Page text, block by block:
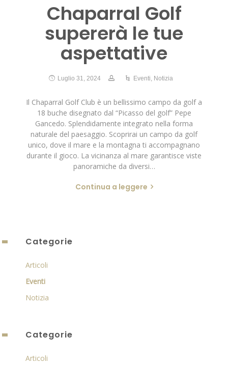
Chaparral Golf
supererà le tue
aspettative
Luglio 31, 2024 Eventi, Notizia
Il Chaparral Golf Club è un bellissimo campo da golf a
18 buche disegnato dal “Picasso del golf” Pepe
Gancedo. Splendidamente integrato nella forma
naturale del paesaggio. Scoprirai un campo da golf
unico, dove il mare e la montagna ti accompagnano
durante il gioco. La vicinanza al mare garantisce viste
panoramiche da diversi…
Continua a leggere
Categorie
Articoli
Eventi
Notizia
Categorie
Articoli